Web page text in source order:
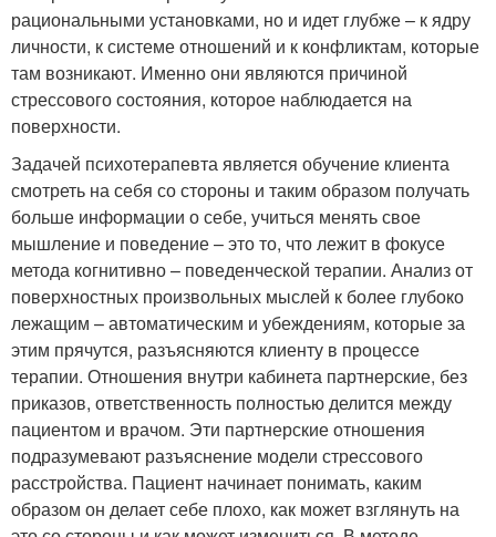
рациональными установками, но и идет глубже – к ядру
личности, к системе отношений и к конфликтам, которые
там возникают. Именно они являются причиной
стрессового состояния, которое наблюдается на
поверхности.
Задачей психотерапевта является обучение клиента
смотреть на себя со стороны и таким образом получать
больше информации о себе, учиться менять свое
мышление и поведение – это то, что лежит в фокусе
метода когнитивно – поведенческой терапии. Анализ от
поверхностных произвольных мыслей к более глубоко
лежащим – автоматическим и убеждениям, которые за
этим прячутся, разъясняются клиенту в процессе
терапии. Отношения внутри кабинета партнерские, без
приказов, ответственность полностью делится между
пациентом и врачом. Эти партнерские отношения
подразумевают разъяснение модели стрессового
расстройства. Пациент начинает понимать, каким
образом он делает себе плохо, как может взглянуть на